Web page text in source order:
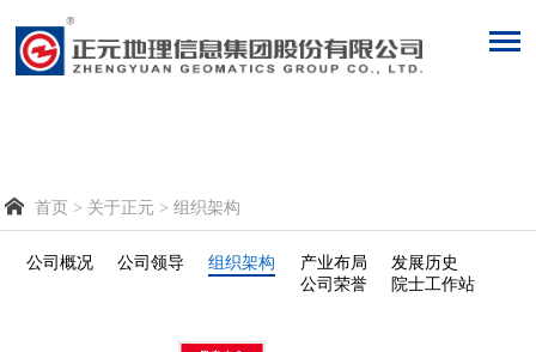
 首页 > 关于正元 >组织架构
公司概况 公司领导 组织架构 产业布局
发展历史
公司荣誉
院士工作站